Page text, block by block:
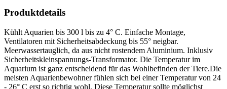
Produktdetails
Kühlt Aquarien bis 300 l bis zu 4° C. Einfache Montage,
Ventilatoren mit Sicherheitsabdeckung bis 55° neigbar.
Meerwassertauglich, da aus nicht rostendem Aluminium. Inklusiv
Sicherheitskleinspannungs-Transformator. Die Temperatur im
Aquarium ist ganz entscheidend für das Wohlbefinden der Tiere.Die
meisten Aquarienbewohner fühlen sich bei einer Temperatur von 24
- 26° C erst so richtig wohl. Diese Temperatur sollte möglichst